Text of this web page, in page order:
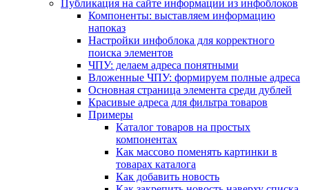
Публикация на сайте информации из инфоблоков
Компоненты: выставляем информацию
напоказ
Настройки инфоблока для корректного
поиска элементов
ЧПУ: делаем адреса понятными
Вложенные ЧПУ: формируем полные адреса
Основная страница элемента среди дублей
Красивые адреса для фильтра товаров
Примеры
Каталог товаров на простых
компонентах
Как массово поменять картинки в
товарах каталога
Как добавить новость